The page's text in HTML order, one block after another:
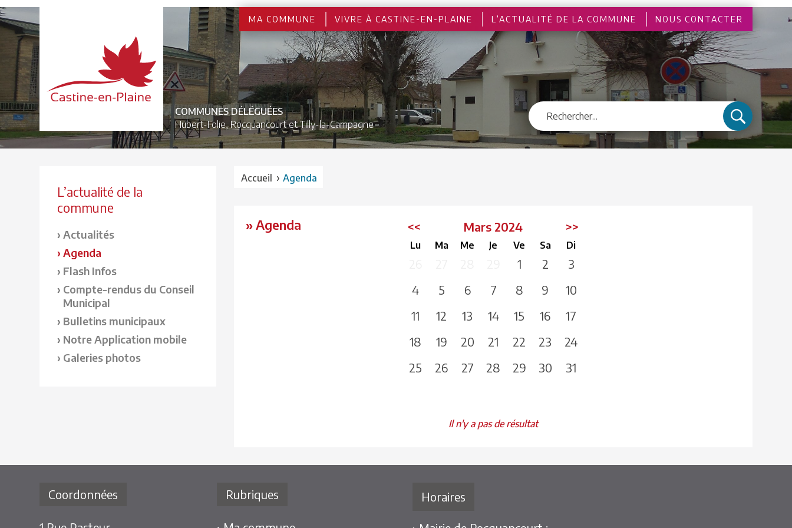
COMMUNES DÉLÉGUÉES
Hubert-Folie, Rocquancourt et Tilly-la-Campagne
MA COMMUNE VIVRE À CASTINE-EN-PLAINE L’ACTUALITÉ DE LA COMMUNE NOUS CONTACTER
L’actualité de la
commune
Actualités
Agenda
Flash Infos
Compte-rendus du Conseil
Municipal
Bulletins municipaux
Notre Application mobile
Galeries photos
Accueil ›Agenda
» Agenda << Mars 2024 >>
Lu Ma Me Je Ve Sa Di
1 2
3
4
5 6 7 8 9
10
11
12 13 14 15 16
17
18
19 20 21 22 23
24
25
26 27 28 29 30 31
Il n'y a pas de résultat
Coordonnées Rubriques Horaires